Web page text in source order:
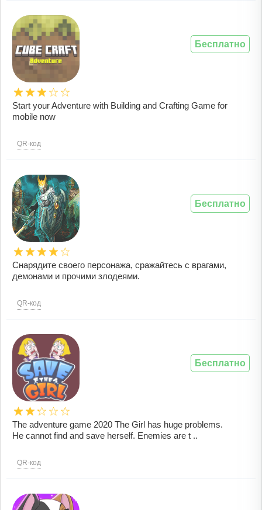
Start your Adventure with Building and Crafting Game for
mobile now
QR-код
Бесплатно
Снарядите своего персонажа, сражайтесь с врагами,
демонами и прочими злодеями.
QR-код
Бесплатно
The adventure game 2020 The Girl has huge problems.
He cannot find and save herself. Enemies are t ..
QR-код
Бесплатно